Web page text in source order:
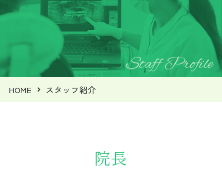
Staff Profile
HOME スタッフ紹介
院長